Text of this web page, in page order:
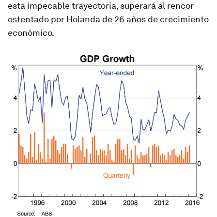
esta impecable trayectoria, superará al rencor
ostentado por Holanda de 26 años de crecimiento
económico.